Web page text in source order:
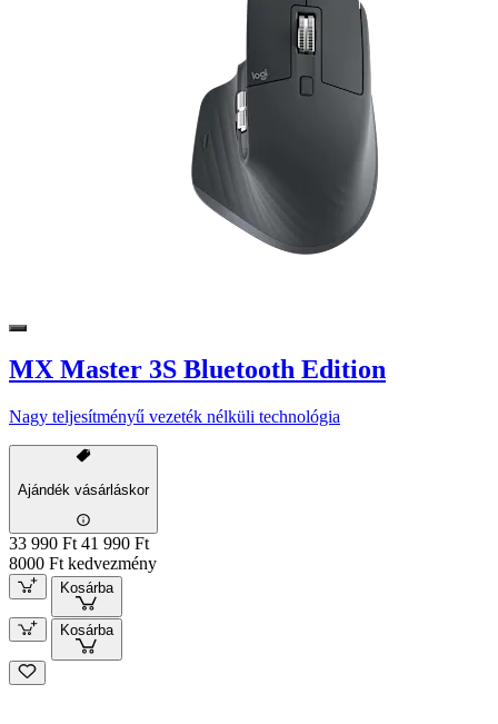
MX Master 3S Bluetooth Edition
Nagy teljesítményű vezeték nélküli technológia
Ajándék vásárláskor
33 990 Ft 41 990 Ft
8000 Ft kedvezmény
Kosárba
Kosárba